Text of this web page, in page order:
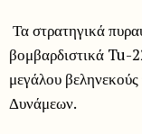
Τα στρατηγικά
βομβαρδιστικά Tu-
μεγάλου
Δυνάμεων.